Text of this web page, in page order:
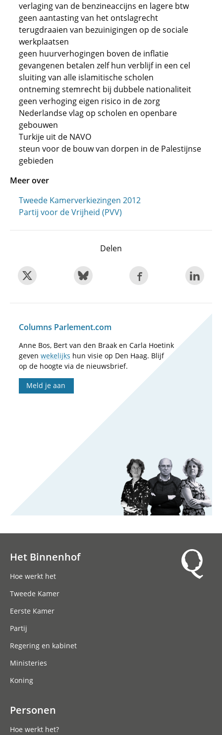
verlaging van de benzineaccijns en lagere btw
geen aantasting van het ontslagrecht
terugdraaien van bezuinigingen op de sociale
werkplaatsen
geen huurverhogingen boven de inflatie
gevangenen betalen zelf hun verblijf in een cel
sluiting van alle islamitische scholen
ontneming stemrecht bij dubbele nationaliteit
geen verhoging eigen risico in de zorg
Nederlandse vlag op scholen en openbare
gebouwen
Turkije uit de NAVO
steun voor de bouw van dorpen in de Palestijnse
gebieden
Meer over
Tweede Kamerverkiezingen 2012
Partij voor de Vrijheid (PVV)
Delen
Columns Parlement.com
Anne Bos, Bert van den Braak en Carla Hoetink
geven wekelijks hun visie op Den Haag. Blijf
op de hoogte via de nieuwsbrief.
Meld je aan
Het Binnenhof
Hoe werkt het
Tweede Kamer
Eerste Kamer
Partij
Regering en kabinet
Ministeries
Koning
Personen
Hoe werkt het?